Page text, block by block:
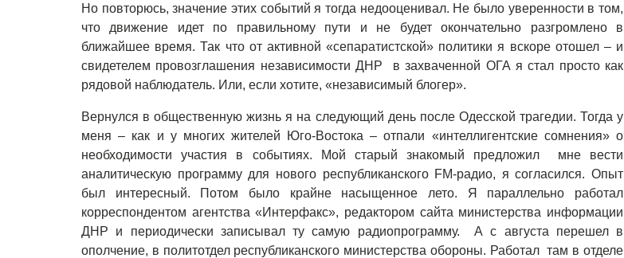
Но повторюсь, значение этих событий я тогда недооценивал. Не было уверенности в том,
что движение идет по правильному пути и не будет окончательно разгромлено в
ближайшее время. Так что от активной «сепаратистской» политики я вскоре отошел – и
свидетелем провозглашения независимости ДНР в захваченной ОГА я стал просто как
рядовой наблюдатель. Или, если хотите, «независимый блогер».
Вернулся в общественную жизнь я на следующий день после Одесской трагедии. Тогда у
меня – как и у многих жителей Юго-Востока – отпали «интеллигентские сомнения» о
необходимости участия в событиях. Мой старый знакомый предложил мне вести
аналитическую программу для нового республиканского FM-радио, я согласился. Опыт
был интересный. Потом было крайне насыщенное лето. Я параллельно работал
корреспондентом агентства «Интерфакс», редактором сайта министерства информации
ДНР и периодически записывал ту самую радиопрограмму. А с августа перешел в
ополчение, в политотдел республиканского министерства обороны. Работал там в отделе